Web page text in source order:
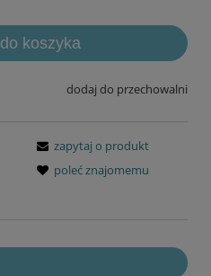
do koszyka
dodaj do przechowalni
zapytaj o produkt
poleć znajomemu